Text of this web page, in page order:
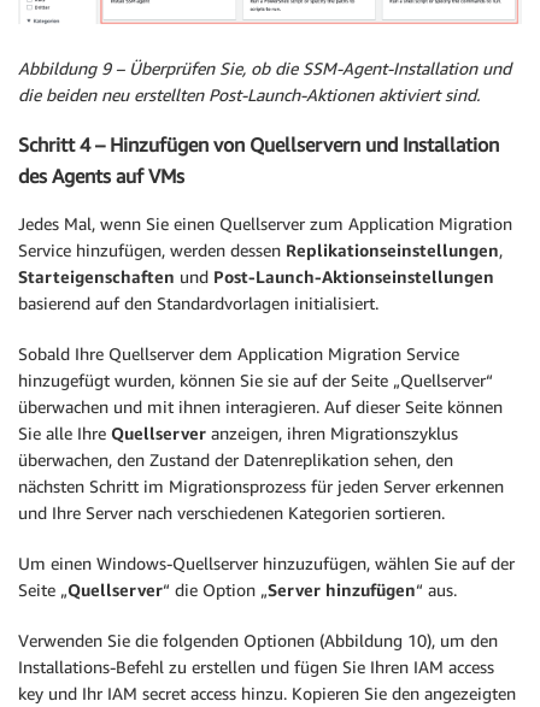
Abbildung 9 – Überprüfen Sie, ob die SSM-Agent-Installation und
die beiden neu erstellten Post-Launch-Aktionen aktiviert sind.
Schritt 4 – Hinzufügen von Quellservern und Installation
des Agents auf VMs
Jedes Mal, wenn Sie einen Quellserver zum Application Migration
Service hinzufügen, werden dessen Replikationseinstellungen,
Starteigenschaften und Post-Launch-Aktionseinstellungen
basierend auf den Standardvorlagen initialisiert.
Sobald Ihre Quellserver dem Application Migration Service
hinzugefügt wurden, können Sie sie auf der Seite „Quellserver“
überwachen und mit ihnen interagieren. Auf dieser Seite können
Sie alle Ihre Quellserver anzeigen, ihren Migrationszyklus
überwachen, den Zustand der Datenreplikation sehen, den
nächsten Schritt im Migrationsprozess für jeden Server erkennen
und Ihre Server nach verschiedenen Kategorien sortieren.
Um einen Windows-Quellserver hinzuzufügen, wählen Sie auf der
Seite „Quellserver“ die Option „Server hinzufügen“ aus.
Verwenden Sie die folgenden Optionen (Abbildung 10), um den
Installations-Befehl zu erstellen und fügen Sie Ihren IAM access
key und Ihr IAM secret access hinzu. Kopieren Sie den angezeigten